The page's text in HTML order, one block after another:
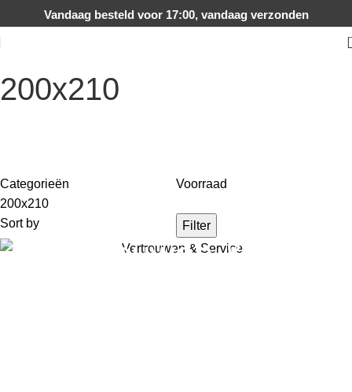
Vandaag besteld voor 17:00, vandaag verzonden
200x210
Categorieën
200x210
Voorraad
Sort by Filter
Vertrouwen &